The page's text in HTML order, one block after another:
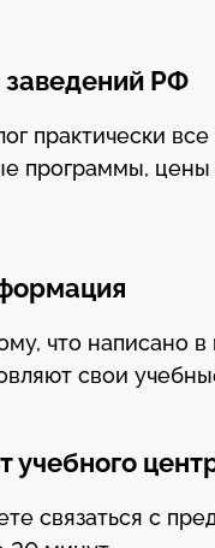
РФ
практически
программы,
что написано
свои
учебного
связаться с